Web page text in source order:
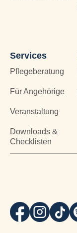
Services
Pflegeberatung
Für Angehörige
Veranstaltung
Downloads &
Checklisten